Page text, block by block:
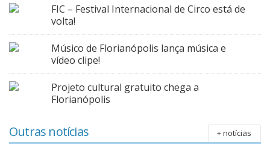
FIC – Festival Internacional de Circo está de
volta!
Músico de Florianópolis lança música e
vídeo clipe!
Projeto cultural gratuito chega a
Florianópolis
Outras notícias + notícias